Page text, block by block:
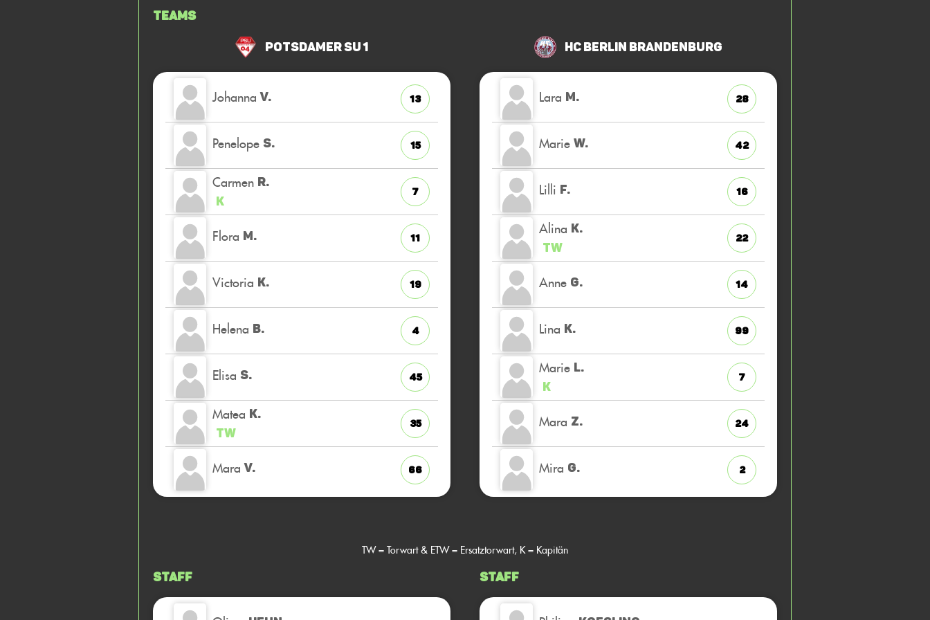
Teams
Potsdamer SU 1
Johanna V. 13
Penelope S. 15
Carmen R.
K
7
Flora M. 11
Victoria K. 19
Helena B. 4
Elisa S. 45
Matea K.
TW
35
Mara V. 66
HC Berlin Brandenburg
Lara M. 28
Marie W. 42
Lilli F. 16
Alina K.
TW
22
Anne G. 14
Lina K. 99
Marie L.
K
7
Mara Z. 24
Mira G. 2
TW = Torwart & ETW = Ersatztorwart, K = Kapitän
Staff Staff